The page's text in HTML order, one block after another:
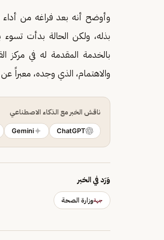
وأوضح أنه بعد فراغه من أداء
بذله، ولكن الحالة بدأت
بالخدمة المقدمة له في مركز
والاهتمام، الذي وجده،
ناقش الخبر مع الذكاء الاصطناعي
ChatGPT
Gemini
وَرَد في الخبر
جهةوزارة الصحة